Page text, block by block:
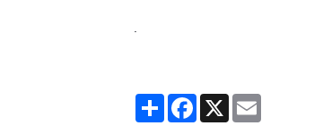
PartagerFacebook
X